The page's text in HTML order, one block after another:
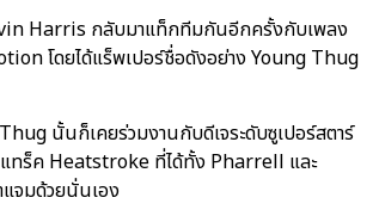
Harris กลับมาแท็กทีมกันอีกครั้งกับเพลง
โดยได้แร็พเปอร์ชื่อดังอย่าง Young Thug
นั้นก็เคยร่วมงานกับดีเจระดับซูเปอร์สตาร์
ทร็ค Heatstroke ที่ได้ทั้ง Pharrell และ
จมด้วยนั่นเอง